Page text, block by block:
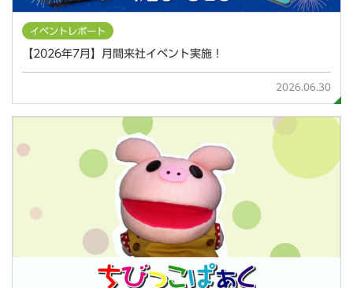
イベントレポート
【2026年7月】月間来社イベント実施！
2026.06.30